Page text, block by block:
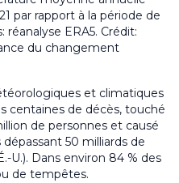
par rapport à la période de
réanalyse ERA5. Crédit:
du changement
et climatiques
centaines de décès, touché
de personnes et causé
50 milliards de
U.). Dans environ 84 % des
de tempêtes.